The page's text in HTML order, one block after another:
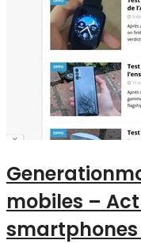
mobiles –